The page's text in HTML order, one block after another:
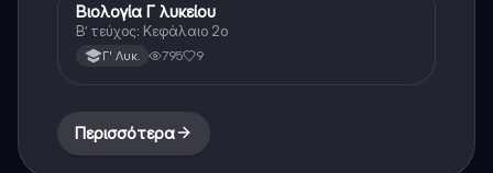
Βιολογία (Θετ.)
Βιολογία Γ λυκείου
Β’ τεύχος: Κεφάλαιο 2ο
Γ' Λυκ. 795 9
Περισσότερα